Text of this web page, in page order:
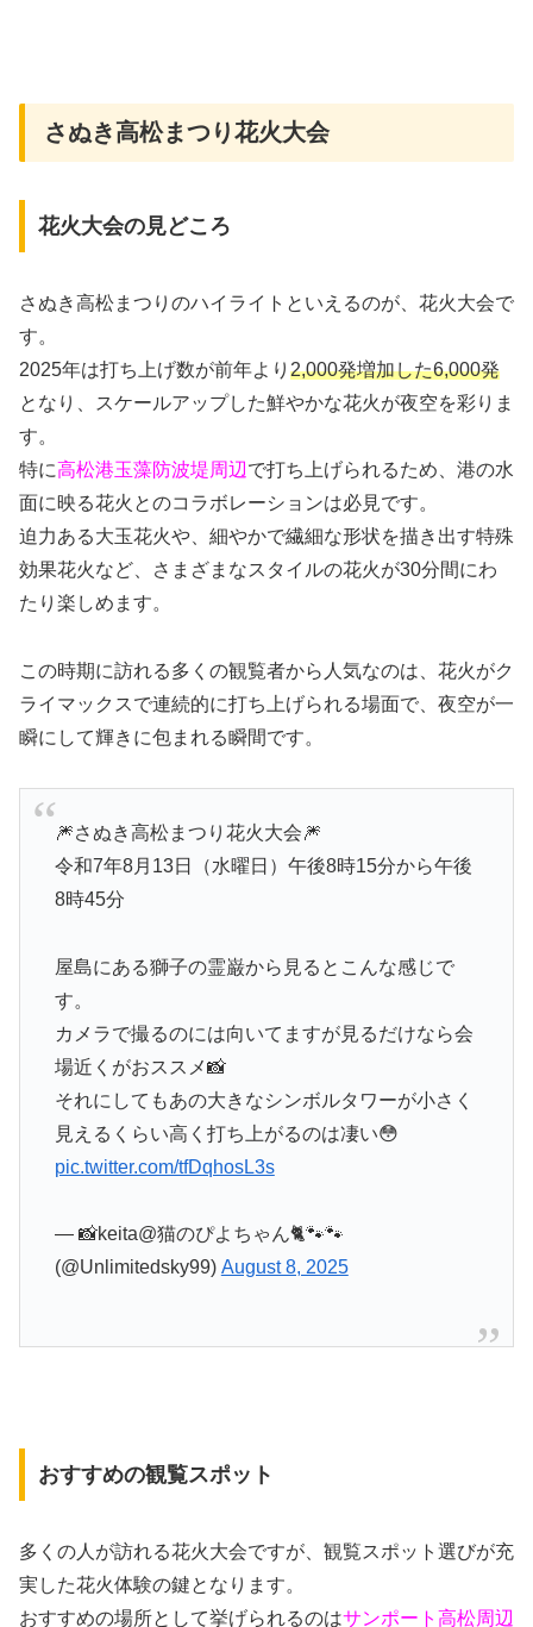
さぬき高松まつり花火大会
花火大会の見どころ
さぬき高松まつりのハイライトといえるのが、花火大会で
す。
2025年は打ち上げ数が前年より 2,000発増加した6,000発
となり、スケールアップした鮮やかな花火が夜空を彩りま
す。
特に高松港玉藻防波堤周辺 で打ち上げられるため、港の水
面に映る花火とのコラボレーションは必見です。
迫力ある大玉花火や、細やかで繊細な形状を描き出す特殊
効果花火など、さまざまなスタイルの花火が30分間にわ
たり楽しめます。
この時期に訪れる多くの観覧者から人気なのは、花火がク
ライマックスで連続的に打ち上げられる場面で、夜空が一
瞬にして輝きに包まれる瞬間です。
🎆さぬき高松まつり花火大会🎆
令和7年8月13日（水曜日）午後8時15分から午後
8時45分
屋島にある獅子の霊巌から見るとこんな感じで
す。
カメラで撮るのには向いてますが見るだけなら会
場近くがおススメ📸
それにしてもあの大きなシンボルタワーが小さく
見えるくらい高く打ち上がるのは凄い😳
pic.twitter.com/tfDqhosL3s
— 📸keita@猫のぴよちゃん🐈🐾🐾
(@Unlimitedsky99) August 8, 2025
おすすめの観覧スポット
多くの人が訪れる花火大会ですが、観覧スポット選びが充
実した花火体験の鍵となります。
おすすめの場所として挙げられるのはサンポート高松周辺